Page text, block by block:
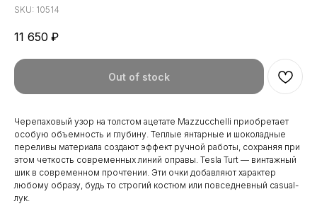
SKU: 10514
11 650 ₽
Out of stock
Черепаховый узор на толстом ацетате Mazzucchelli приобретает
особую объемность и глубину. Теплые янтарные и шоколадные
переливы материала создают эффект ручной работы, сохраняя при
этом четкость современных линий оправы. Tesla Turt — винтажный
шик в современном прочтении. Эти очки добавляют характер
любому образу, будь то строгий костюм или повседневный casual-
лук.